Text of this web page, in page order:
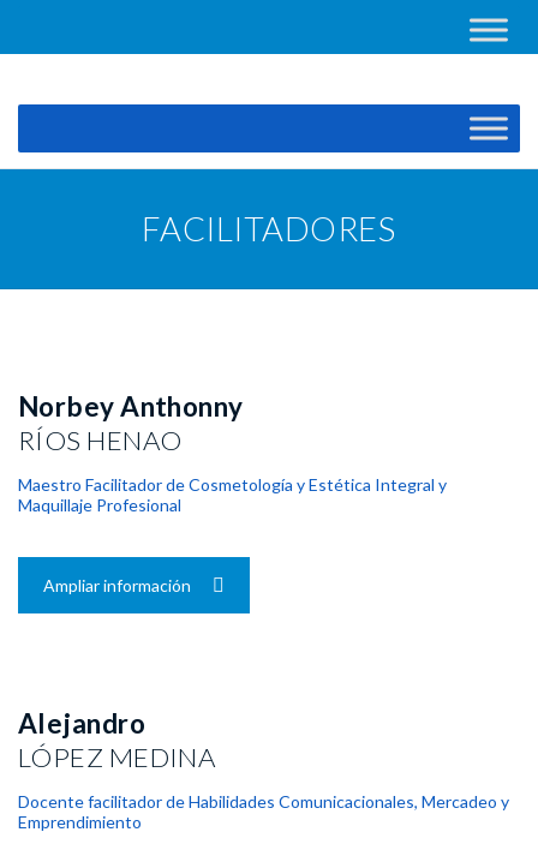
FACILITADORES
Norbey Anthonny
RÍOS HENAO
Maestro Facilitador de Cosmetología y Estética Integral y
Maquillaje Profesional
Ampliar información
Alejandro
LÓPEZ MEDINA
Docente facilitador de Habilidades Comunicacionales, Mercadeo y
Emprendimiento